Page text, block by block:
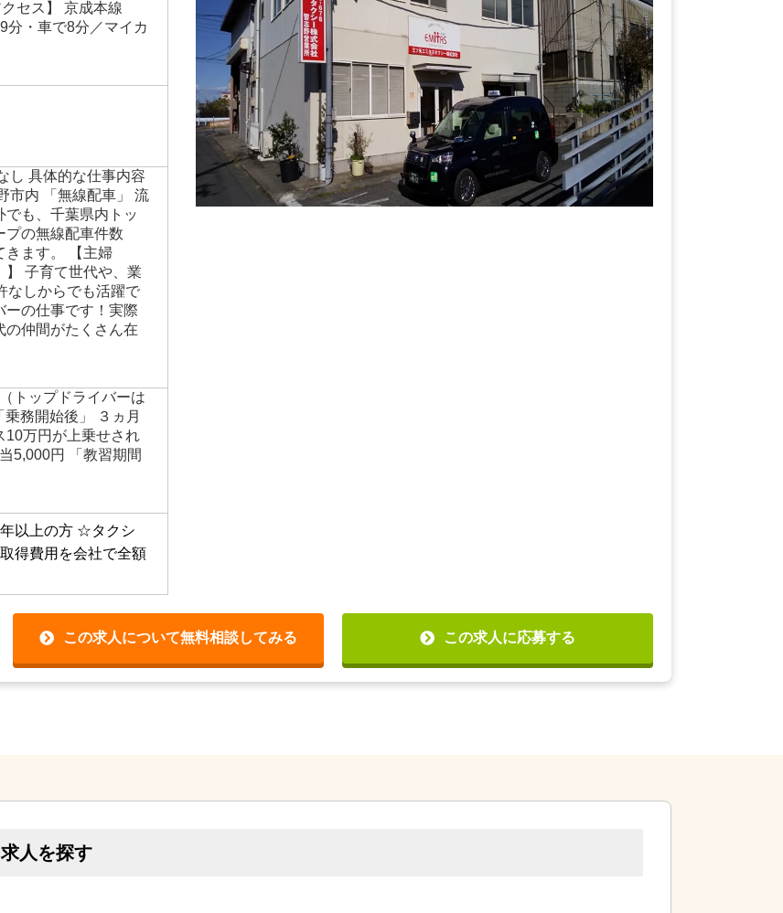
セス】 京成本線
分・車で8分／マイカ
し 具体的な仕事内容
市内 「無線配車」 流
でも、千葉県内トッ
プの無線配車件数
きます。 【主婦
】 子育て世代や、業
なしからでも活躍で
ーの仕事です！実際
の仲間がたくさん在
トップドライバーは
務開始後」 ３ヵ月
10万円が上乗せされ
5,000円 「教習期間
以上の方 ☆タクシ
得費用を会社で全額
この求人について無料相談してみる この求人に応募する
人を探す